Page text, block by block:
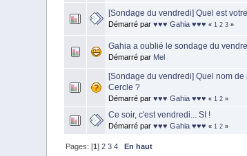
[Sondage du vendredi] Quel est
Démarré par♥♥♥ Gahia ♥♥♥ «1 2 3 »
Gahia a oublié le sondage du
Démarré par Mel
[Sondage du vendredi] Quel nom
Cercle ?
Démarré par♥♥♥ Gahia ♥♥♥ «1 2 »
Ce soir, c'est vendredi... SI !
Démarré par♥♥♥ Gahia ♥♥♥ «1 2 »
Pages: [1]2 3 4 En haut